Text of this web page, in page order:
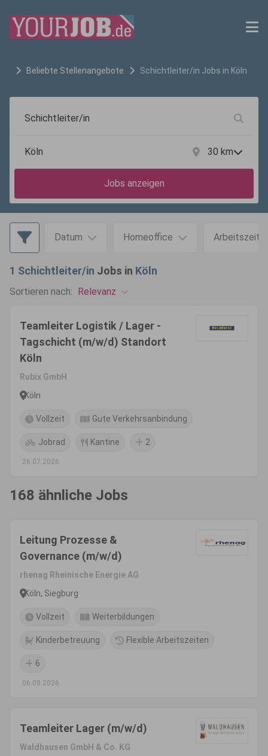
Beliebte Stellenangebote Schichtleiter/in Jobs in Köln
30 km
Jobs anzeigen
Datum Homeoffice Arbeitszeit
1 Schichtleiter/in Jobs in Köln
Sortieren nach: Relevanz
Teamleiter Logistik / Lager -
Tagschicht (m/w/d) Standort
Köln
Rubix GmbH
Köln
Vollzeit Gute Verkehrsanbindung
Jobrad Kantine 2
26.07.2026
168 ähnliche Jobs
Leitung Prozesse &
Governance (m/w/d)
rhenag Rheinische Energie AG
Köln, Siegburg
Vollzeit Weiterbildungen
Kinderbetreuung Flexible Arbeitszeiten
6
06.08.2026
Teamleiter Lager (m/w/d)
Waldhausen GmbH & Co. KG